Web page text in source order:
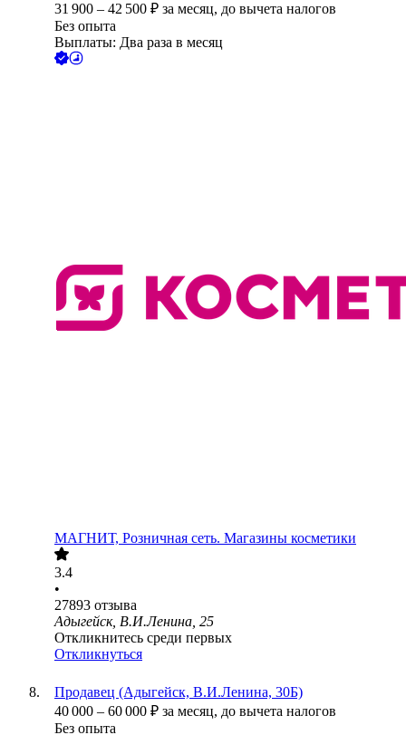
31 900 – 42 500 ₽ за месяц, до вычета налогов
Без опыта
Выплаты: Два раза в месяц
МАГНИТ, Розничная сеть. Магазины косметики
3.4
•
27893 отзыва
Адыгейск, В.И.Ленина, 25
Откликнитесь среди первых
Откликнуться
Продавец (Адыгейск, В.И.Ленина, 30Б)
40 000 – 60 000 ₽ за месяц, до вычета налогов
Без опыта